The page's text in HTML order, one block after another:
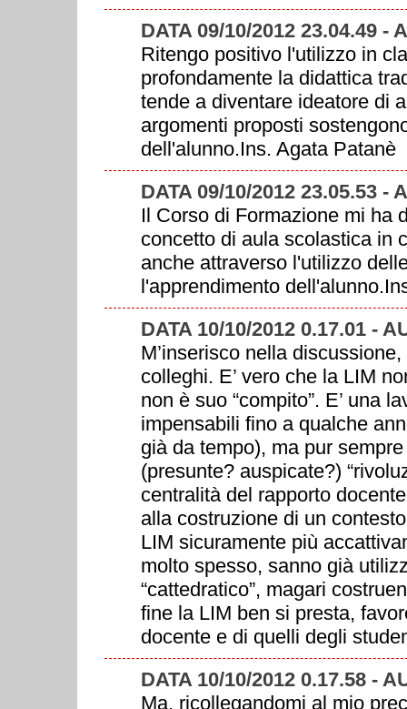
DATA 09/10/2012 23.04.49 -
Ritengo positivo l'utilizzo in
profondamente la didattica
tende a diventare ideatore di
argomenti proposti
dell'alunno.Ins. Agata Patanè
DATA 09/10/2012 23.05.53 -
Il Corso di Formazione mi ha
concetto di aula scolastica in
anche attraverso l'utilizzo
l'apprendimento
DATA 10/10/2012 0.17.01 -
M’inserisco nella
colleghi. E’ vero che la LIM
non è suo “compito”. E’ una
impensabili fino a qualche
già da tempo), ma pur
(presunte? auspicate?)
centralità del rapporto
alla costruzione di un
LIM sicuramente più
molto spesso, sanno già
“cattedratico”, magari
fine la LIM ben si presta,
docente e di quelli degli
DATA 10/10/2012 0.17.58 -
Ma, ricollegandomi al mio